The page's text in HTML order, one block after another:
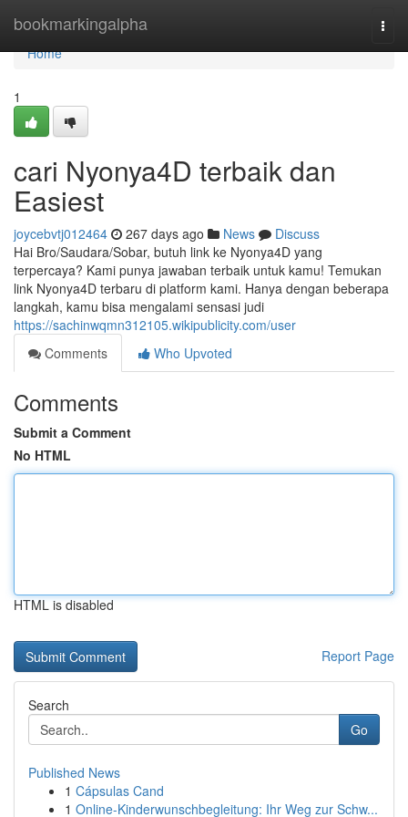
bookmarkingalpha
Home
Home
1
cari Nyonya4D terbaik dan
Easiest
joycebvtj012464 267 days ago News
Discuss
Hai Bro/Saudara/Sobar, butuh link ke Nyonya4D yang
terpercaya? Kami punya jawaban terbaik untuk kamu! Temukan
link Nyonya4D terbaru di platform kami. Hanya dengan beberapa
langkah, kamu bisa mengalami sensasi judi
https://sachinwqmn312105.wikipublicity.com/user
Comments
Who Upvoted
Comments
Submit a Comment
No HTML
HTML is disabled
Report Page
Search
Go
Published News
1 Cápsulas Cand
1 Online-Kinderwunschbegleitung: Ihr Weg zur Schw...